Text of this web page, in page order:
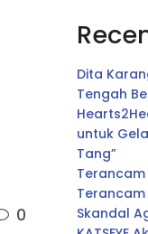
0
Dita
Tengah
untuk
Tang”
Terancam
Terancam
Skandal